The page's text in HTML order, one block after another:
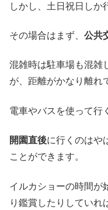
しかし、土日祝日しか
その場合はまず、 公共
混雑時は駐車場も混雑
が、距離がかなり離れ
電車やバスを使って行
開園直後に行くのはや
ことができます。
イルカショーの時間が
り鑑賞したりしていれ